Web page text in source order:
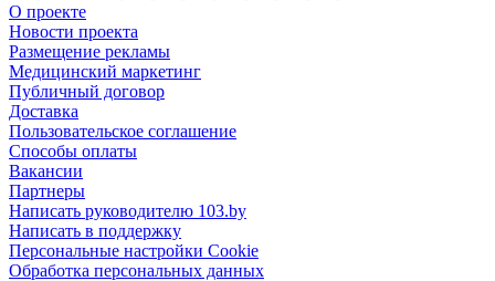
О проекте
Новости проекта
Размещение рекламы
Медицинский маркетинг
Публичный договор
Доставка
Пользовательское соглашение
Способы оплаты
Вакансии
Партнеры
Написать руководителю 103.by
Написать в поддержку
Персональные настройки Cookie
Обработка персональных данных